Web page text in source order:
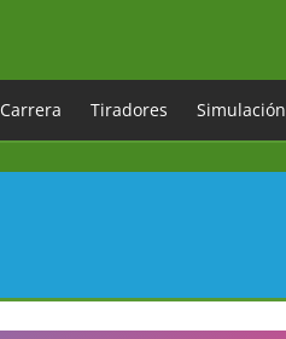
Carrera Tiradores Simulación